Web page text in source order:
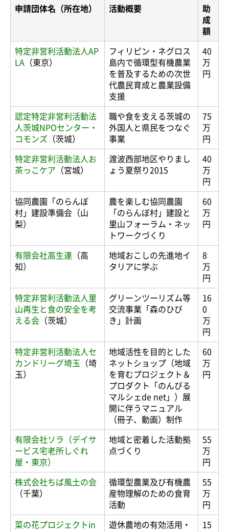
申請団体名（所在地） 活動概要
助
成
額
特定非営利活動法人AP
LA （東京）
フィリピン・ネグロス
島内で循環型有機農業
を普及するための次世
代農民育成と農業設備
支援
40
万
円
認定特定非営利活動法
人茨城NPOセンター・
コモンズ （茨城）
職や食を支える茨城の
外国人と県民をつなぐ
事業
75
万
円
特定非営利活動法人お
茶っこケア （宮城）
渡波西部地区やりまし
ょう夏祭り2015
40
万
円
協同農園「のらんぼ
村」建設準備会（山
梨）
農を楽しむ協同農園
「のらんぼ村」建設と
里山フォーラム・ネッ
トワークづくり
60
万
円
有限会社高生連 （高
知）
地域おこしの先進地イ
タリアに学ぶ
8
万
円
特定非営利活動法人里
山再生と食の安全を考
える会 （茨城）
グリーンツーリズム等
交流事業「森のひび
き」計画
16
0
万
円
特定非営利活動法人セ
カンドリーグ埼玉 （埼
玉）
地域活性を目的とした
ネットショップ（地域
を育むプロジェクト＆
プロダクト「のんびる
マルシェde net」）展
開に伴うマニュアル
（冊子、動画）制作
60
万
円
有限会社ソラ（デイサ
ービス宅老所しぐれ
屋・東京）
地域と密着した活動拠
点づくり
55
万
円
株式会社ちば風土の会
（千葉）
循環型農業及び有機農
産物理解のための食育
活動
55
万
円
菜の花プロジェクトin
遊休農地の有効活用・
15